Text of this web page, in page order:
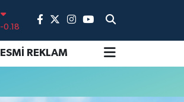
-0.18
REKLAM